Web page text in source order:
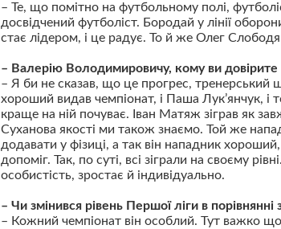
– Те, що помітно на футбольному полі,
досвідчений футболіст. Бородай у лінії
стає лідером, і це радує. То й же Олег
– Валерію Володимировичу, кому ви
– Я би не сказав, що це прогрес, тренерський
хороший видав чемпіонат, і Паша Лук’янчук,
краще на ній почуває. Іван Матяж зіграв як
Суханова якості ми також знаємо. Той же
додавати у фізиці, а так він нападник
допоміг. Так, по суті, всі зіграли на своєму
особистість, зростає й індивідуально.
– Чи змінився рівень Першої ліги в
– Кожний чемпіонат він особлий. Тут важко